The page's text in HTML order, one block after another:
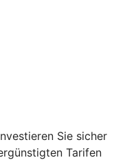
Sie sicher
Tarifen